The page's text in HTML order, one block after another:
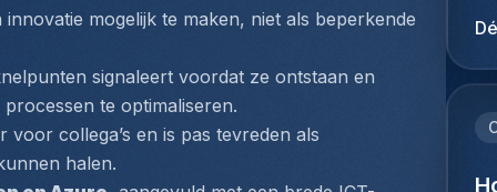
mogelijk te maken, niet als beperkende
signaleert voordat ze ontstaan en
te optimaliseren.
voor collega’s en is pas tevreden als
halen.
la